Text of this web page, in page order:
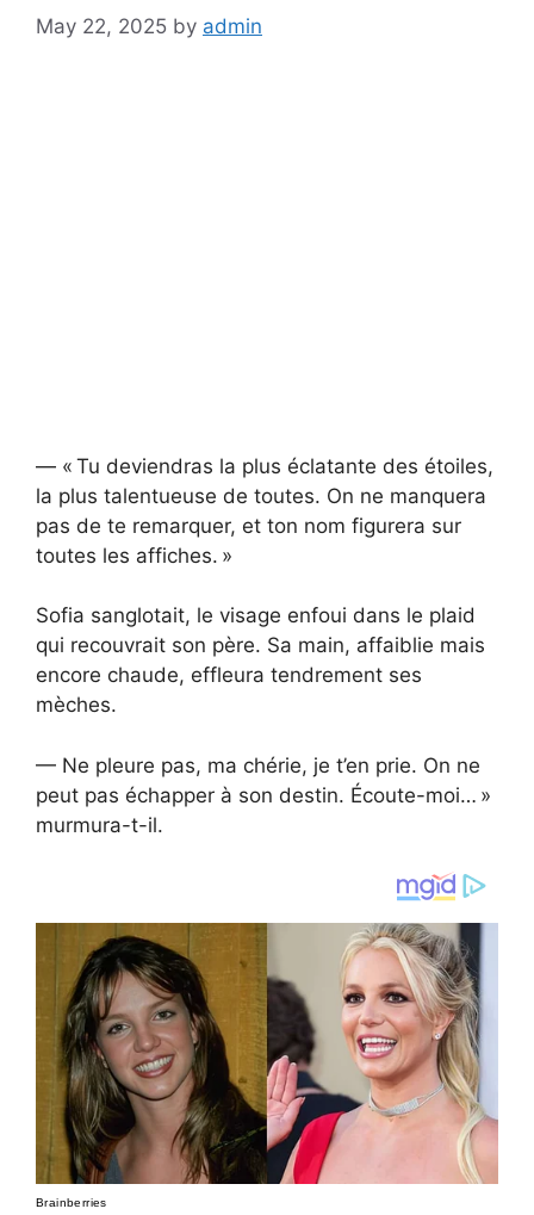
May 22, 2025 by admin
— « Tu deviendras la plus éclatante des étoiles,
la plus talentueuse de toutes. On ne manquera
pas de te remarquer, et ton nom figurera sur
toutes les affiches. »
Sofia sanglotait, le visage enfoui dans le plaid
qui recouvrait son père. Sa main, affaiblie mais
encore chaude, effleura tendrement ses
mèches.
— Ne pleure pas, ma chérie, je t’en prie. On ne
peut pas échapper à son destin. Écoute-moi… »
murmura-t-il.